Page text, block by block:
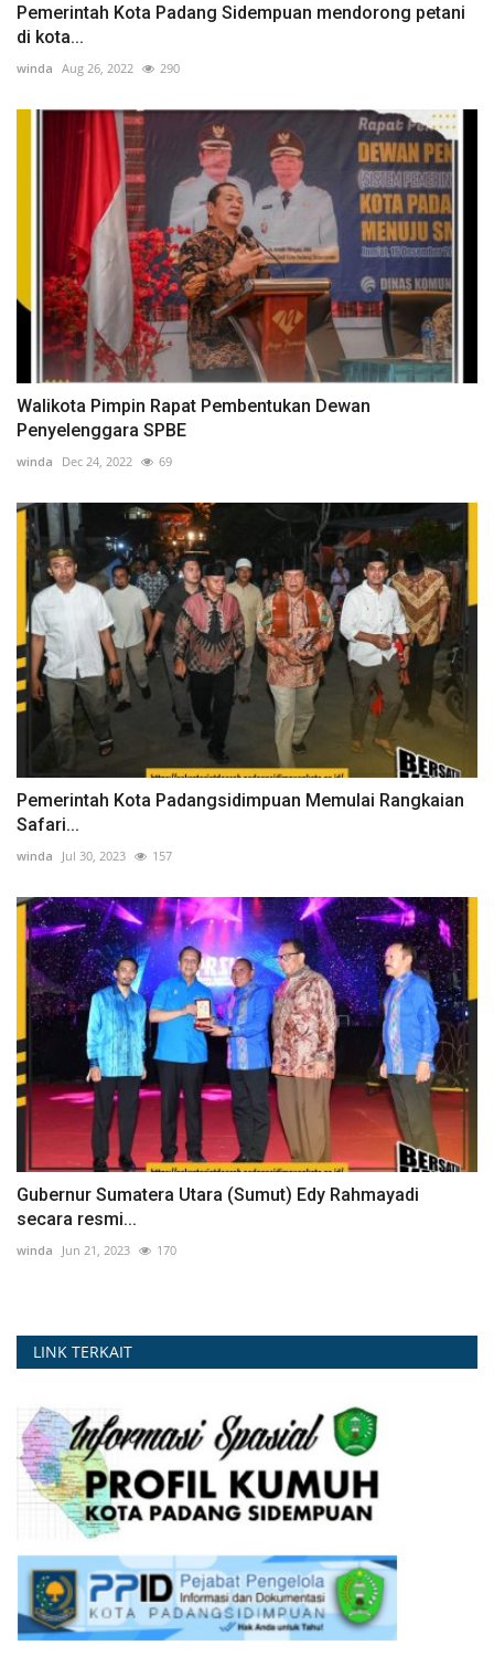
Pemerintah Kota Padang Sidempuan mendorong petani
di kota...
winda Aug 26, 2022 290
Walikota Pimpin Rapat Pembentukan Dewan
Penyelenggara SPBE
winda Dec 24, 2022 69
Pemerintah Kota Padangsidimpuan Memulai Rangkaian
Safari...
winda Jul 30, 2023 157
Gubernur Sumatera Utara (Sumut) Edy Rahmayadi
secara resmi...
winda Jun 21, 2023 170
LINK TERKAIT